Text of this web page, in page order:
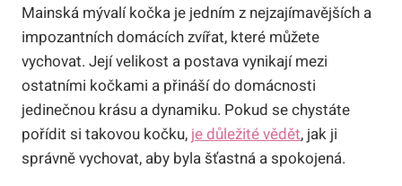
Mainská mývalí kočka je jedním z nejzajímavějších a
impozantních domácích zvířat, které můžete
vychovat. Její velikost a postava vynikají mezi
ostatními kočkami a přináší do domácnosti
jedinečnou krásu a dynamiku. Pokud se chystáte
pořídit si takovou kočku, je důležité vědět, jak ji
správně vychovat, aby byla šťastná a spokojená.